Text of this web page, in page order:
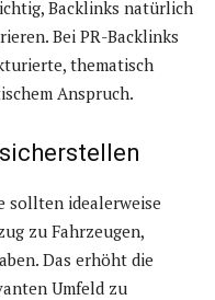
Backlinks natürlich
Bei PR-Backlinks
thematisch
Anspruch.
sollten idealerweise
zu Fahrzeugen,
Das erhöht die
Umfeld zu